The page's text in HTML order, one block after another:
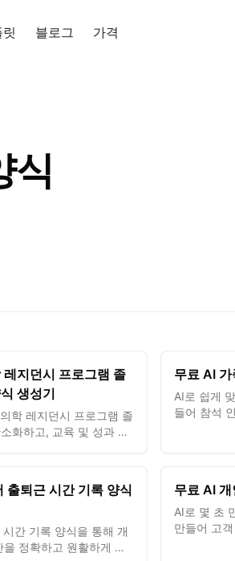
블로그 가격
식
지던시 프로그램 졸
생성기
학 레지던시 프로그램 졸
화하고, 교육 및 성과 개
무료 AI
AI로 쉽게
들어 참석
출퇴근 시간 기록 양식
간 기록 양식을 통해 개
정확하고 원활하게 추
무료 AI
AI로 몇 초
만들어 고